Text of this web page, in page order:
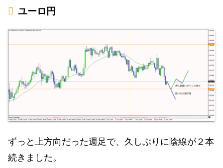
ユーロ円
ずっと上方向だった週足で、久しぶりに陰線が２本
続きました。